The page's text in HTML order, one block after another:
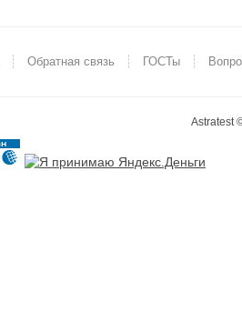
Обратная связь ГОСТы
Astratest